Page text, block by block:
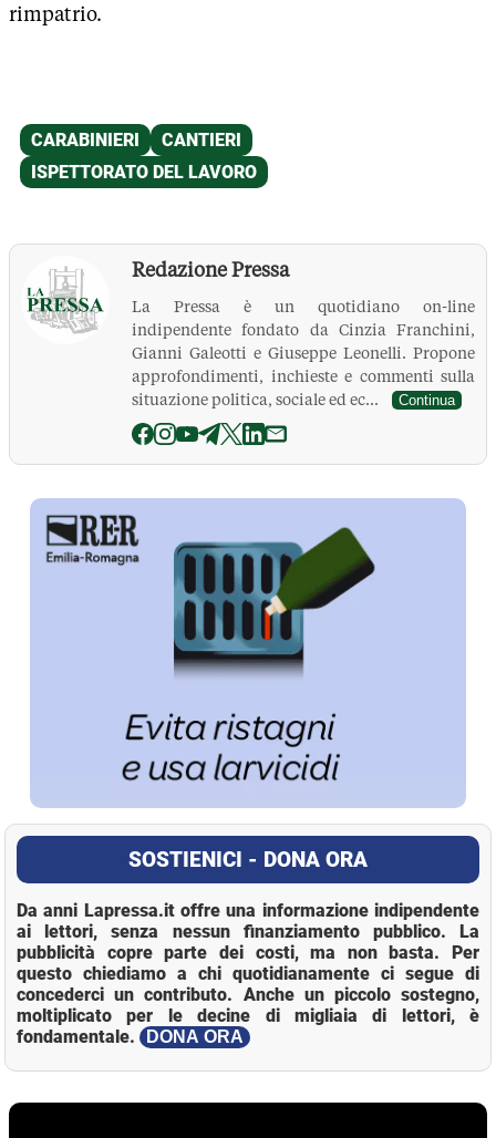
rimpatrio.
Redazione Pressa
La Pressa è un quotidiano on-line
indipendente fondato da Cinzia Franchini,
Gianni Galeotti e Giuseppe Leonelli. Propone
approfondimenti, inchieste e commenti sulla
situazione politica, sociale ed ec...
Continua
La Pressa
SOSTIENICI - DONA ORA
Da anni Lapressa.it offre una informazione indipendente
ai lettori, senza nessun finanziamento pubblico. La
pubblicità copre parte dei costi, ma non basta. Per
questo chiediamo a chi quotidianamente ci segue di
concederci un contributo. Anche un piccolo sostegno,
moltiplicato per le decine di migliaia di lettori, è
fondamentale.
DONA ORA